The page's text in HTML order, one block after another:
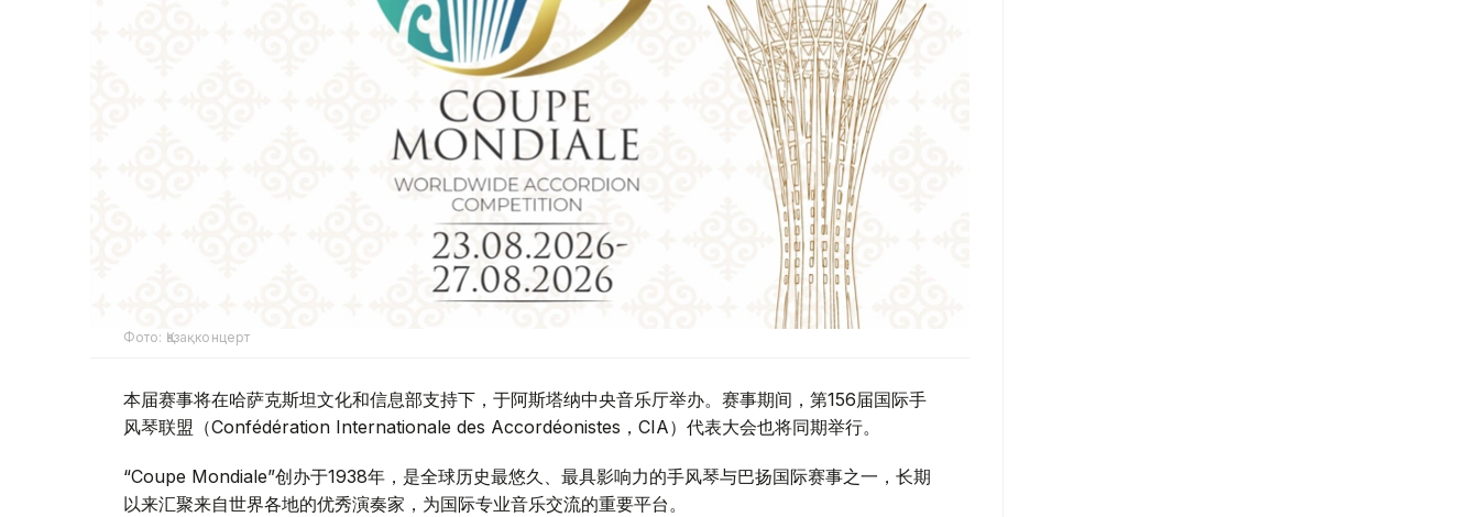
Фото: Қазақконцерт
本届赛事将在哈萨克斯坦文化和信息部支持下，于阿斯塔纳中央音乐厅举办。赛事期间，第156届国际手
风琴联盟（Confédération Internationale des Accordéonistes，CIA）代表大会也将同期举行。
“Coupe Mondiale”创办于1938年，是全球历史最悠久、最具影响力的手风琴与巴扬国际赛事之一，长期
以来汇聚来自世界各地的优秀演奏家，为国际专业音乐交流的重要平台。